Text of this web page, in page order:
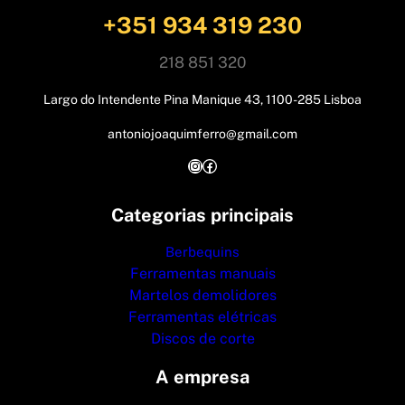
+351 934 319 230
218 851 320
Largo do Intendente Pina Manique 43, 1100-285 Lisboa
antoniojoaquimferro@gmail.com
InstagramFacebook
Categorias principais
Berbequins
Ferramentas manuais
Martelos demolidores
Ferramentas elétricas
Discos de corte
A empresa